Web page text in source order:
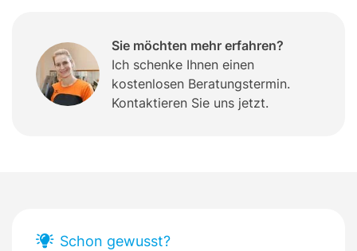
Sie möchten mehr erfahren?
Ich schenke Ihnen einen
kostenlosen Beratungstermin.
Kontaktieren Sie uns jetzt.
Schon gewusst?